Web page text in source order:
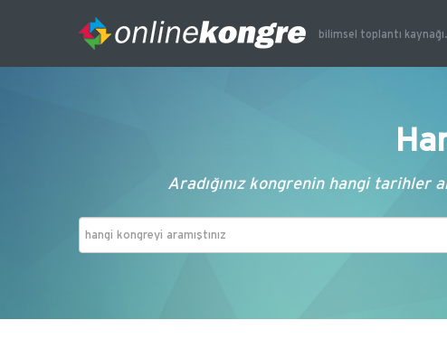
bilimsel toplantı
Aradığınız kongrenin hangi tarihler